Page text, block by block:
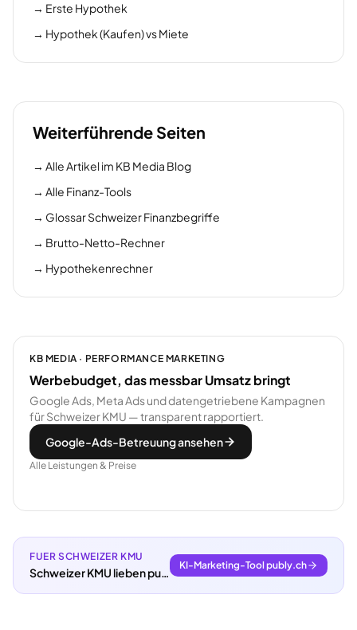
→ Erste Hypothek
→ Hypothek (Kaufen) vs Miete
Weiterführende Seiten
→ Alle Artikel im KB Media Blog
→ Alle Finanz-Tools
→ Glossar Schweizer Finanzbegriffe
→ Brutto-Netto-Rechner
→ Hypothekenrechner
KB MEDIA · PERFORMANCE MARKETING
Werbebudget, das messbar Umsatz bringt
Google Ads, Meta Ads und datengetriebene Kampagnen
für Schweizer KMU — transparent rapportiert.
Google-Ads-Betreuung ansehen
Alle Leistungen & Preise
FUER SCHWEIZER KMU
Schweizer KMU lieben publy.ch.
KI-Marketing-Tool publy.ch